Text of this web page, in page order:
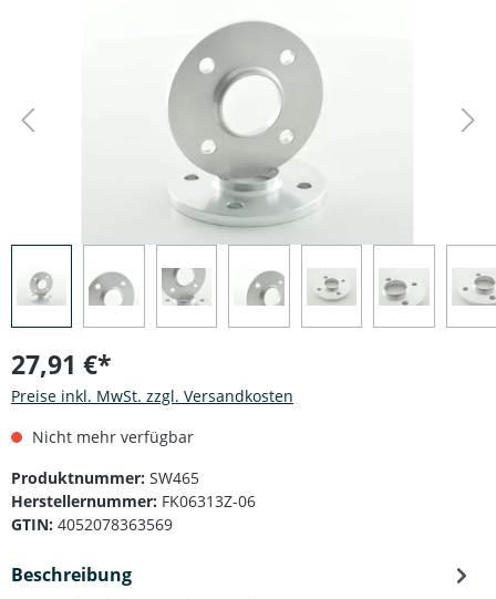
27,91 €*
Preise inkl. MwSt. zzgl. Versandkosten
Nicht mehr verfügbar
Produktnummer: SW465
Herstellernummer: FK06313Z-06
GTIN: 4052078363569
Beschreibung